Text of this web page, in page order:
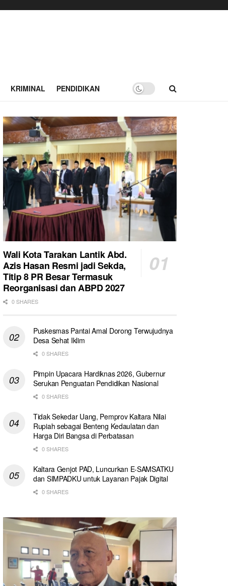
KRIMINAL PENDIDIKAN
Wali Kota Tarakan Lantik Abd.
Azis Hasan Resmi jadi Sekda,
Titip 8 PR Besar Termasuk
Reorganisasi dan ABPD 2027
0 SHARES
Puskesmas Pantai Amal Dorong Terwujudnya
Desa Sehat Iklim
0 SHARES
Pimpin Upacara Hardiknas 2026, Gubernur
Serukan Penguatan Pendidikan Nasional
0 SHARES
Tidak Sekedar Uang, Pemprov Kaltara Nilai
Rupiah sebagai Benteng Kedaulatan dan
Harga Diri Bangsa di Perbatasan
0 SHARES
Kaltara Genjot PAD, Luncurkan E-SAMSATKU
dan SIMPADKU untuk Layanan Pajak Digital
0 SHARES